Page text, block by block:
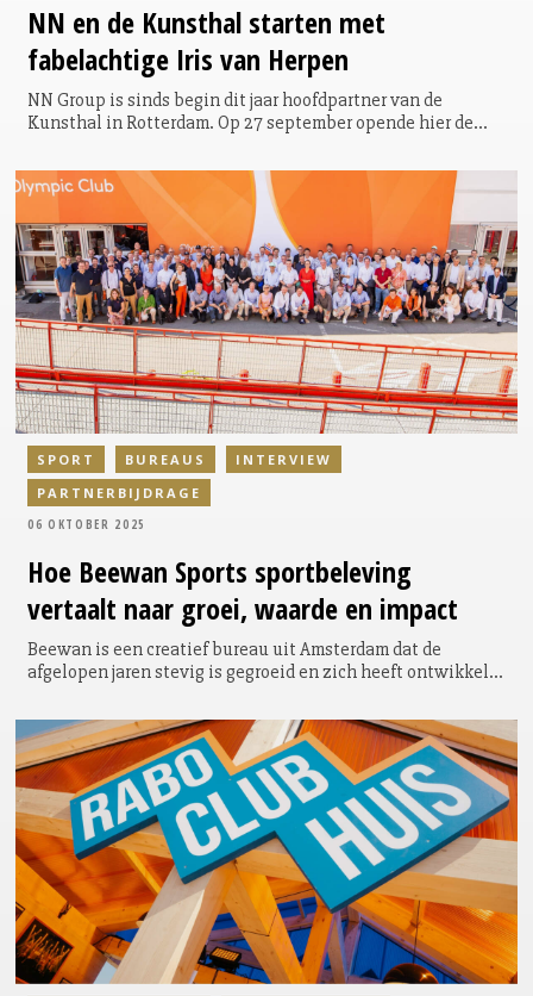
NN en de Kunsthal starten met
fabelachtige Iris van Herpen
NN Group is sinds begin dit jaar hoofdpartner van de
Kunsthal in Rotterdam. Op 27 september opende hier de
Nederlandse modeontwerpster Iris van Herpen. Mariëlle
Krouwel, CMO bij NN Group, en Marianne Splint, algemeen
directeur van de Kunsthal, verheugen zich op deze
bijzondere expositie én op de vernieuwde samenwerking.
Hoe Beewan Sports sportbeleving
vertaalt naar groei, waarde en impact
Beewan is een creatief bureau uit Amsterdam dat de
afgelopen jaren stevig is gegroeid en zich heeft ontwikkeld
bureau werkt vanuit drie labels: Beewan Livecom Agency,
Beewan Digital Studios en Beewan Sports Experience. Juist
dit laatste label laat zien hoe breed de reikwijdte is, van
Nederlandse voetbalclubs tot de Olympische Spelen en van
culturele producties tot maatschappelijk relevante
campagnes.
SPORT BUREAUS
INTERVIEW
PARTNERBIJDRAGE
06 OKTOBER 2025